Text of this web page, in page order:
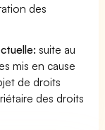
des
suite au
mis en cause
de droits
des droits